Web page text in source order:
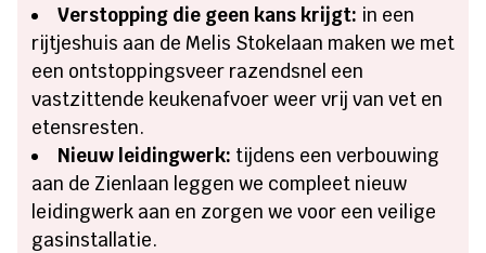
Verstopping die geen kans krijgt: in een
rijtjeshuis aan de Melis Stokelaan maken we met
een ontstoppingsveer razendsnel een
vastzittende keukenafvoer weer vrij van vet en
etensresten.
Nieuw leidingwerk: tijdens een verbouwing
aan de Zienlaan leggen we compleet nieuw
leidingwerk aan en zorgen we voor een veilige
gasinstallatie.